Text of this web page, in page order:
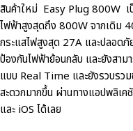
สินค้าใหม่ Easy Plug 800W เ
ไฟฟ้าสูงสุดถึง 800W จากเดิม
กระแสไฟสูงสุด 27A และปลอดภั
ป้องกันไฟฟ้าย้อนกลับ และยังสาม
แบบ Real Time และยังรวบรวม
สะดวกมากขึ้น ผ่านทางแอปพลิเ
และ iOS ได้เลย